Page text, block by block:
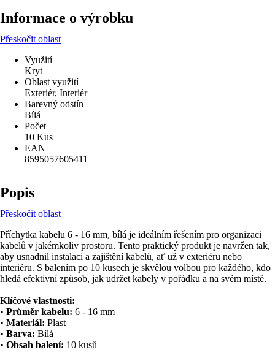
Informace o výrobku
Přeskočit oblast
Využití
Kryt
Oblast využití
Exteriér, Interiér
Barevný odstín
Bílá
Počet
10 Kus
EAN
8595057605411
Popis
Přeskočit oblast
Příchytka kabelu 6 - 16 mm, bílá je ideálním řešením pro organizaci
kabelů v jakémkoliv prostoru. Tento praktický produkt je navržen tak,
aby usnadnil instalaci a zajištění kabelů, ať už v exteriéru nebo
interiéru. S balením po 10 kusech je skvělou volbou pro každého, kdo
hledá efektivní způsob, jak udržet kabely v pořádku a na svém místě.
Klíčové vlastnosti:
• Průměr kabelu: 6 - 16 mm
• Materiál: Plast
• Barva: Bílá
• Obsah balení: 10 kusů